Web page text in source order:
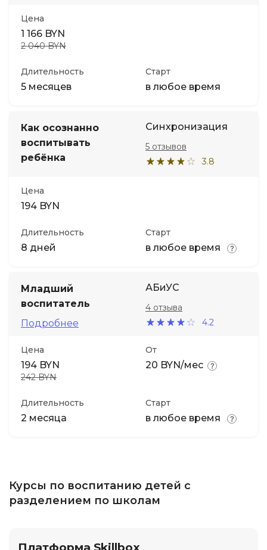
Цена
1 166 BYN
2 040 BYN
Длительность
5 месяцев
Старт
в любое время
Как осознанно
воспитывать
ребёнка
Синхронизация
3.8
5 отзывов
Цена
194 BYN
Длительность
8 дней
Старт
в любое время
Младший
воспитатель
Подробнее
АБиУС
4.2
4 отзыва
Цена
194 BYN
242 BYN
От
20 BYN/мес
Длительность
2 месяца
Старт
в любое время
Курсы по воспитанию детей с
разделением по школам